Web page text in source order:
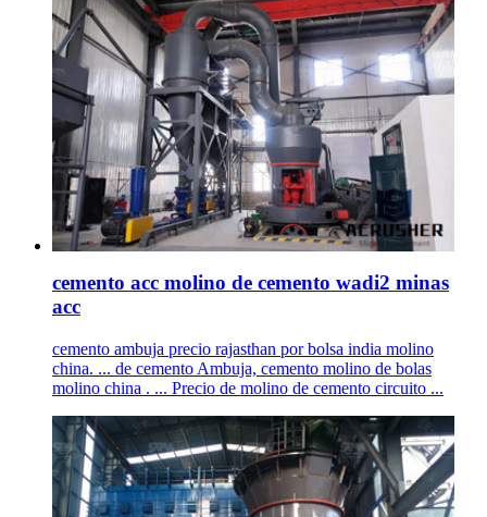
cemento acc molino de cemento wadi2 minas
acc
cemento ambuja precio rajasthan por bolsa india molino
china. ... de cemento Ambuja, cemento molino de bolas
molino china . ... Precio de molino de cemento circuito ...